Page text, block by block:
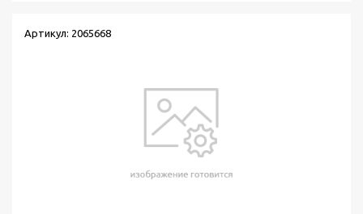
Артикул: 2065668